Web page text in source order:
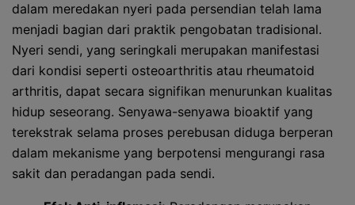
dalam meredakan nyeri pada persendian telah lama
menjadi bagian dari praktik pengobatan tradisional.
Nyeri sendi, yang seringkali merupakan manifestasi
dari kondisi seperti osteoarthritis atau rheumatoid
arthritis, dapat secara signifikan menurunkan kualitas
hidup seseorang. Senyawa-senyawa bioaktif yang
terekstrak selama proses perebusan diduga berperan
dalam mekanisme yang berpotensi mengurangi rasa
sakit dan peradangan pada sendi.